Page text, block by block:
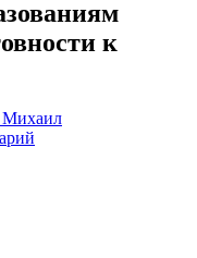
к
Михаил